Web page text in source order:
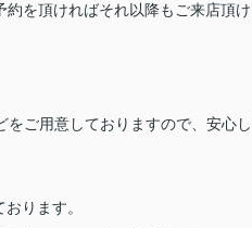
を頂ければそれ以降もご来店頂
ご用意しておりますので、安心
ります。